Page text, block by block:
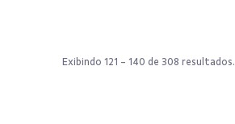
Exibindo 121 - 140 de 308 resultados.